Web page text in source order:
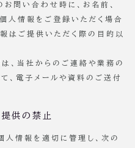
お問い合わせ時に、お名前、
人情報をご登録いただく場合
はご提供いただく際の目的以
、当社からのご連絡や業務の
、電子メールや資料のご送付
供の禁止
人情報を適切に管理し、次の